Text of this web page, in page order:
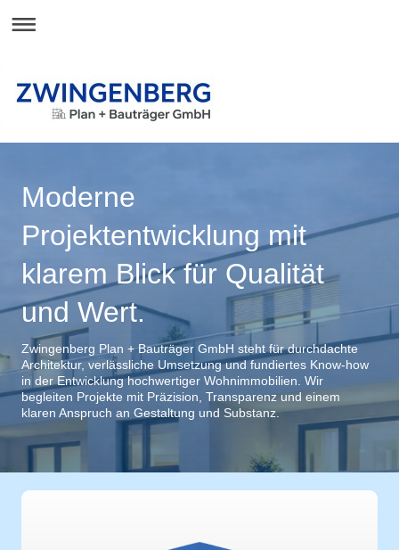
Moderne
Projektentwicklung mit
klarem Blick für Qualität
und Wert.
Zwingenberg Plan + Bauträger GmbH steht für durchdachte
Architektur, verlässliche Umsetzung und fundiertes Know-how
in der Entwicklung hochwertiger Wohnimmobilien. Wir
begleiten Projekte mit Präzision, Transparenz und einem
klaren Anspruch an Gestaltung und Substanz.